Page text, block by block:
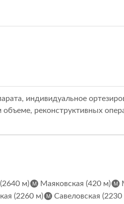
индивидуальное
реконструктивных
м) Маяковская (420 м)
(2260 м) Савеловская (2230